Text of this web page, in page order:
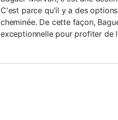
C'est parce qu'il y a des
cheminée. De cette façon,
exceptionnelle pour profiter de